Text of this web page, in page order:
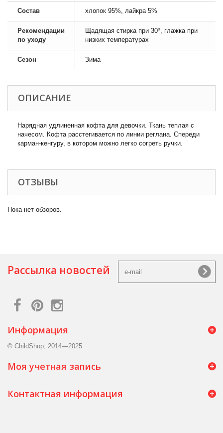
Состав хлопок 95%, лайкра 5%
Рекомендации
по уходу
Щадящая стирка при 30º, глажка при
низких температурах
Сезон Зима
ОПИСАНИЕ
Нарядная удлиненная кофта для девочки. Ткань теплая с
начесом. Кофта расстегивается по линии реглана. Спереди
карман-кенгуру, в котором можно легко согреть ручки.
ОТЗЫВЫ
Пока нет обзоров.
Рассылка новостей
Информация
© ChildShop, 2014—2025
Моя учетная запись
Контактная информация